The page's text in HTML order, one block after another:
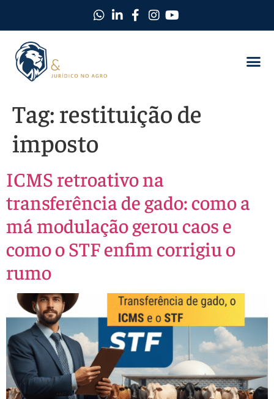
Tag:restituição de
imposto
ICMS retroativo na
transferência de gado: como a
má modulação gerou caos e
como o STF enfim corrigiu o
rumo